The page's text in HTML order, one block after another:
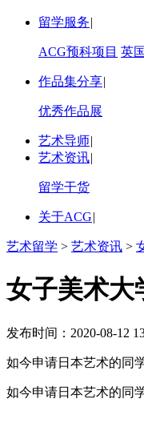
留学服务|
ACG预科项目 英
作品集分享|
优秀作品展
艺术导师|
艺术资讯|
留学干货
关于ACG|
艺术留学 > 艺术资讯 >
女子美术大
发布时间：2020-08-12
如今申请日本艺术的同
如今申请日本艺术的同